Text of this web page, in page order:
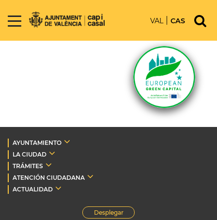
VAL CAS
AYUNTAMIENTO
LA CIUDAD
TRÁMITES
ATENCIÓN CIUDADANA
ACTUALIDAD
Desplegar